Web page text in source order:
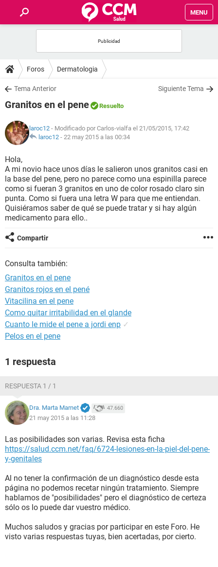
MENU
FOROS
SALUD
NUTRICIÓN
BIENESTAR
SEXUALIDAD
GLOSARIO
Foros Dermatologia
Tema Anterior Siguiente Tema
Granitos en el pene Resuelto
laroc12 - Modificado por Carlos-vialfa el 21/05/2015, 17:42
laroc12 - 22 may 2015 a las 00:34
Hola,
A mi novio hace unos días le salieron unos granitos casi en
la base del pene, pero no parece como una espinilla parece
como si fueran 3 granitos en uno de color rosado claro sin
punta. Como si fuera una letra W para que me entiendan.
Quisiéramos saber de qué se puede tratar y si hay algún
medicamento para ello..
Compartir
Consulta también:
Granitos en el pene
Granitos rojos en el pené
Vitacilina en el pene
Como quitar irritabilidad en el glande
Cuanto le mide el pene a jordi enp ✓
Pelos en el pene
1 respuesta
RESPUESTA 1 / 1
Dra. Marta Marnet 47.660
21 may 2015 a las 11:28
Las posibilidades son varias. Revisa esta ficha
https://salud.ccm.net/faq/6724-lesiones-en-la-piel-del-pene-
y-genitales
Al no tener la confirmación de un diagnóstico desde esta
página no podemos recetar ningún tratamiento. Siempre
hablamos de "posibilidades" pero el diagnóstico de certeza
sólo os lo puede dar vuestro médico.
Muchos saludos y gracias por participar en este Foro. He
visto varias respuestas tuyas, bien acertadas, por cierto.